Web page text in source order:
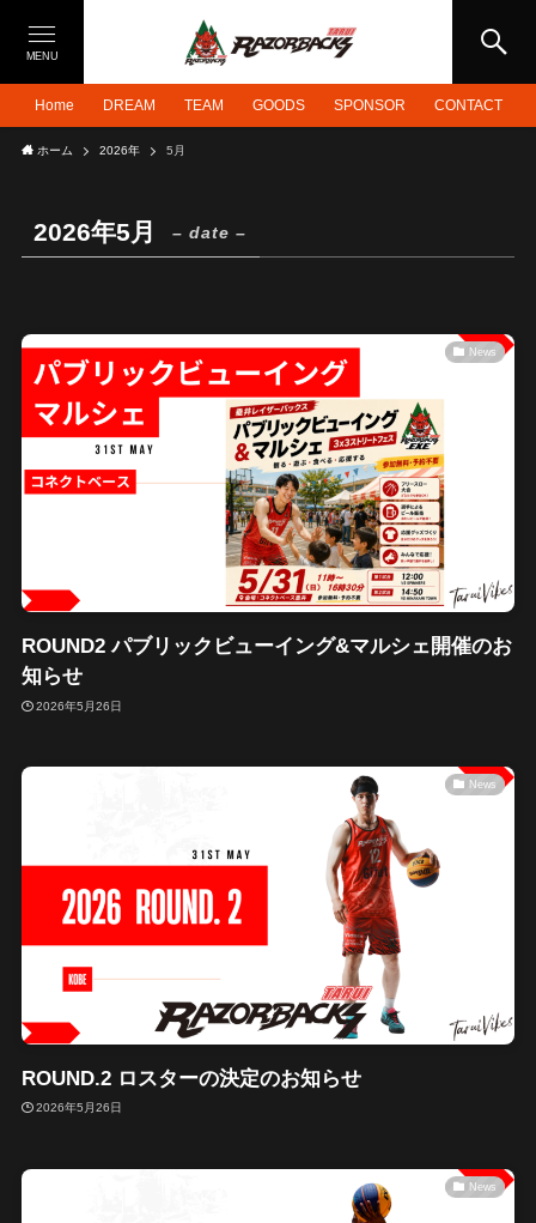
MENU
Home DREAM TEAM GOODS SPONSOR CONTACT
ホーム 2026年 5月
2026年5月 – date –
News
ROUND2 パブリックビューイング&マルシェ開催のお
知らせ
2026年5月26日
News
ROUND.2 ロスターの決定のお知らせ
2026年5月26日
News